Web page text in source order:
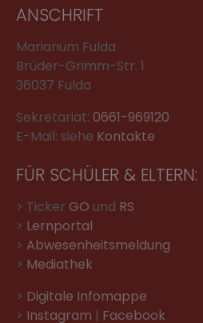
ANSCHRIFT
Marianum Fulda
Brüder-Grimm-Str. 1
36037 Fulda
Sekretariat: 0661-969120
E-Mail: siehe Kontakte
FÜR SCHÜLER & ELTERN:
> Ticker GO und RS
> Lernportal
> Abwesenheitsmeldung
> Mediathek
> Digitale Infomappe
> Instagram | Facebook